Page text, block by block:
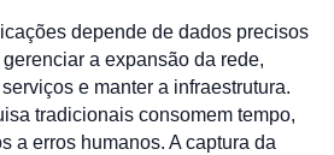
depende de dados precisos
a expansão da rede,
e manter a infraestrutura.
tradicionais consomem tempo,
a erros humanos. A captura da